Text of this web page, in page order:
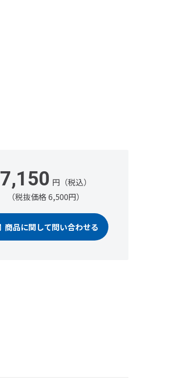
7,150 円（税込）
（税抜価格 6,500円）
商品に関して問い合わせる